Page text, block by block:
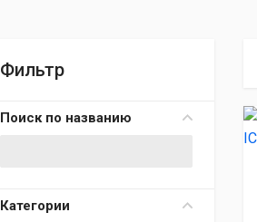
Фильтр
Поиск по названию
Категории